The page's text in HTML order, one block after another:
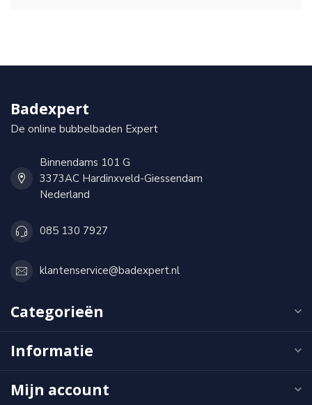
Badexpert
De online bubbelbaden Expert
Binnendams 101 G
3373AC Hardinxveld-Giessendam
Nederland
085 130 7927
klantenservice@badexpert.nl
Categorieën
Informatie
Mijn account